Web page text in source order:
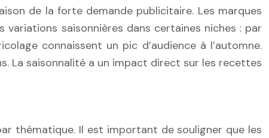
de la forte demande publicitaire. Les marques
saisonnières dans certaines niches : par
connaissent un pic d’audience à l’automne.
La saisonnalité a un impact direct sur les recettes
thématique. Il est important de souligner que les